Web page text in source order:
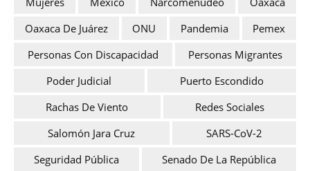
Oaxaca De Juárez
ONU Pandemia
Pemex
Personas Con Discapacidad
Personas Migrantes
Poder Judicial
Puerto Escondido
Rachas De Viento
Redes Sociales
Salomón Jara Cruz
SARS-CoV-2
Seguridad Pública
Senado De La República